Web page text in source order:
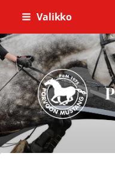
Siirry
sisältöön
Valikko